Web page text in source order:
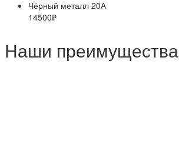
Чёрный металл 20А
14500₽
Наши преимущества